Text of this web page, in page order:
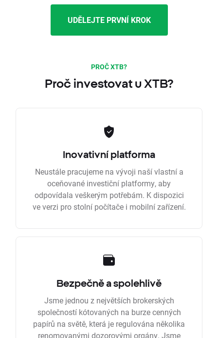
UDĚLEJTE PRVNÍ KROK
PROČ XTB?
Proč investovat u XTB?
Inovativní platforma
Neustále pracujeme na vývoji naší vlastní a
oceňované investiční platformy, aby
odpovídala veškerým potřebám. K dispozici
ve verzi pro stolní počítače i mobilní zařízení.
Bezpečně a spolehlivě
Jsme jednou z největších brokerských
společností kótovaných na burze cenných
papírů na světě, která je regulována několika
renomovanými dozorovými orgány. Jsme